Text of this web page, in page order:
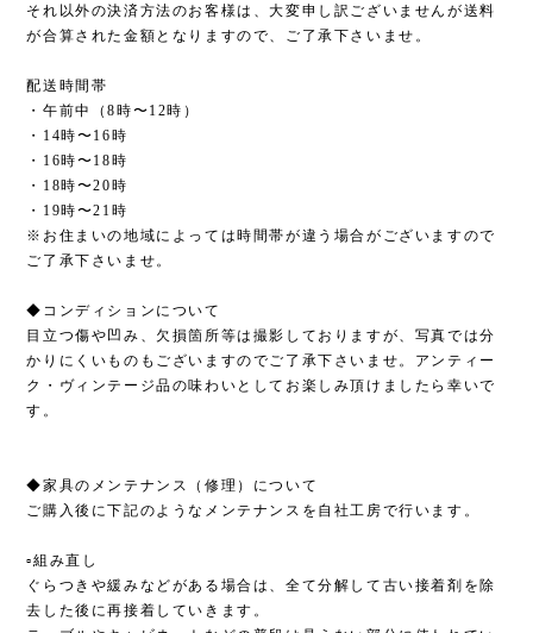
それ以外の決済方法のお客様は、大変申し訳ございませんが送料
が合算された金額となりますので、ご了承下さいませ。
配送時間帯
・午前中（8時〜12時）
・14時〜16時
・16時〜18時
・18時〜20時
・19時〜21時
※お住まいの地域によっては時間帯が違う場合がございますので
ご了承下さいませ。
◆コンディションについて
目立つ傷や凹み、欠損箇所等は撮影しておりますが、写真では分
かりにくいものもございますのでご了承下さいませ。アンティー
ク・ヴィンテージ品の味わいとしてお楽しみ頂けましたら幸いで
す。
◆家具のメンテナンス（修理）について
ご購入後に下記のようなメンテナンスを自社工房で行います。
▫︎組み直し
ぐらつきや緩みなどがある場合は、全て分解して古い接着剤を除
去した後に再接着していきます。